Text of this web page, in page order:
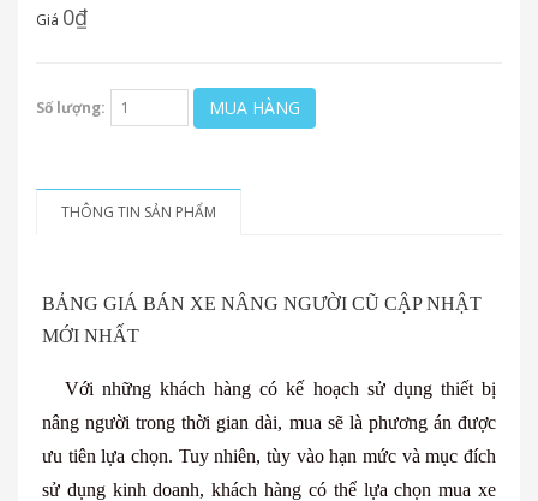
Giá 0₫
Số lượng: MUA HÀNG
THÔNG TIN SẢN PHẨM
BẢNG GIÁ BÁN XE NÂNG NGƯỜI CŨ CẬP NHẬT
MỚI NHẤT
Với những khách hàng có kế hoạch sử dụng thiết bị
nâng người trong thời gian dài, mua sẽ là phương án được
ưu tiên lựa chọn. Tuy nhiên, tùy vào hạn mức và mục đích
sử dụng kinh doanh, khách hàng có thể lựa chọn mua xe